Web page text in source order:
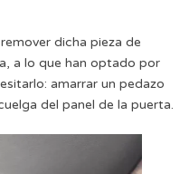
dicha pieza de
a lo que han optado por
amarrar un pedazo
del panel de la puerta.